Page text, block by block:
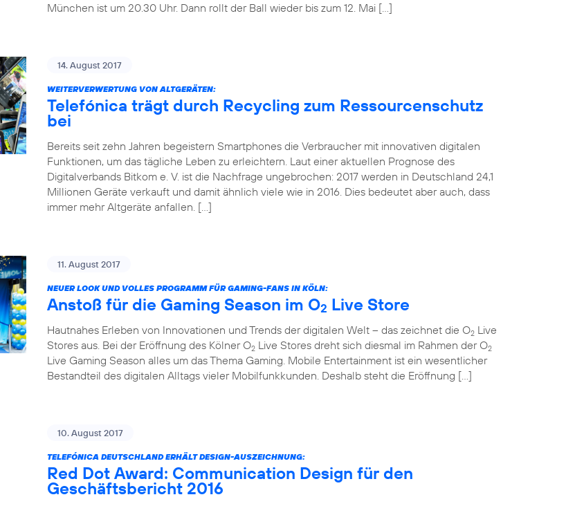
München ist um 20.30 Uhr. Dann rollt der Ball wieder bis zum 12. Mai […]
14. August 2017
WEITERVERWERTUNG VON ALTGERÄTEN:
Telefónica trägt durch Recycling zum Ressourcenschutz
bei
Bereits seit zehn Jahren begeistern Smartphones die Verbraucher mit innovativen digitalen
Funktionen, um das tägliche Leben zu erleichtern. Laut einer aktuellen Prognose des
Digitalverbands Bitkom e. V. ist die Nachfrage ungebrochen: 2017 werden in Deutschland 24,1
Millionen Geräte verkauft und damit ähnlich viele wie in 2016. Dies bedeutet aber auch, dass
immer mehr Altgeräte anfallen. […]
11. August 2017
NEUER LOOK UND VOLLES PROGRAMM FÜR GAMING-FANS IN KÖLN:
Anstoß für die Gaming Season im O2 Live Store
Hautnahes Erleben von Innovationen und Trends der digitalen Welt – das zeichnet die O2 Live
Stores aus. Bei der Eröffnung des Kölner O2 Live Stores dreht sich diesmal im Rahmen der O2
Live Gaming Season alles um das Thema Gaming. Mobile Entertainment ist ein wesentlicher
Bestandteil des digitalen Alltags vieler Mobilfunkkunden. Deshalb steht die Eröffnung […]
10. August 2017
TELEFÓNICA DEUTSCHLAND ERHÄLT DESIGN-AUSZEICHNUNG:
Red Dot Award: Communication Design für den
Geschäftsbericht 2016